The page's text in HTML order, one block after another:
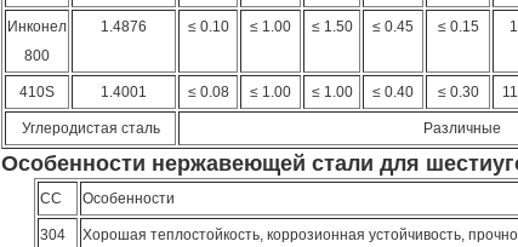
Инконел
800
1.4876 ≤ 0.10 ≤ 1.00 ≤ 1.50 ≤ 0.45 ≤ 0.15
410S 1.4001 ≤ 0.08 ≤ 1.00 ≤ 1.00 ≤ 0.40 ≤ 0.30
Углеродистая сталь Различные
Особенности нержавеющей стали для
СС Особенности
304
Хорошая теплостойкость, коррозионная устойчивость,